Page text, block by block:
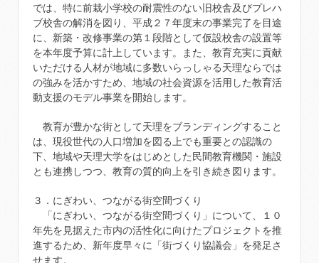
では、特に前栽小学校の耐震性のない旧校舎及びプレハ
ブ校舎の解消を図り、平成２７年度末の事業完了を目途
に、新築・改修事業の第１段階として仮設校舎の設置等
を本年度予算に計上しています。また、教育充実に貢献
いただける人材が地域に多数いらっしゃる天理ならでは
の強みを活かすため、地域の社会資源を活用した教育活
動支援のモデル事業を開始します。
教育が豊かな街として天理をブランディングすること
は、現役世代の人口増加を図る上でも重要との認識の
下、地域や天理大学をはじめとした民間教育機関・施設
とも連携しつつ、教育の質的向上を引き続き図ります。
３．にぎわい、つながる街空間づくり
「にぎわい、つながる街空間づくり」について、１０
年先を見据えた市内の活性化に向けたプロジェクトを推
進するため、新年度早々に「街づくり協議会」を発足さ
せます。